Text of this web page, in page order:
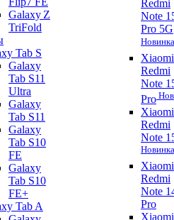
Galaxy Z
TriFold
Tab S
Galaxy
Tab S11
Ultra
Galaxy
Tab S11
Galaxy
Tab S10
FE
Galaxy
Tab S10
FE+
Tab A
Redmi
Note
Pro 5G
Новинка
Xiaomi
Redmi
Note
Pro
Xiaomi
Redmi
Note
Новинка
Xiaomi
Redmi
Note
Pro
Xiaomi